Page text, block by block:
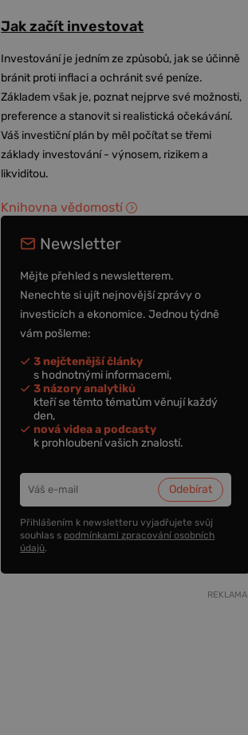
Jak začít investovat
Investování je jedním ze způsobů, jak se účinně
bránit proti inflaci a ochránit své peníze.
Základem však je, poznat nejprve své možnosti,
preference a stanovit si realistická očekávání.
Váš investiční plán by měl počítat se třemi
základy investování - výnosem, rizikem a
likviditou.
Knihovna vědomostí
Newsletter
Mějte přehled s newsletterem.
Nenechte si ujít nejnovější zprávy o
investicích a ekonomice. Jednou týdně
vám pošleme:
3 nejčtenější články
s hodnotnými informacemi,
3 názory analytiků
kteří se těmto tématům věnují každý
den,
nová videa a podcasty
k prohloubení vašich znalostí.
Přihlášením k newsletteru vyjadřujete svůj
souhlas s podmínkami zpracování osobních
údajů.
REKLAMA